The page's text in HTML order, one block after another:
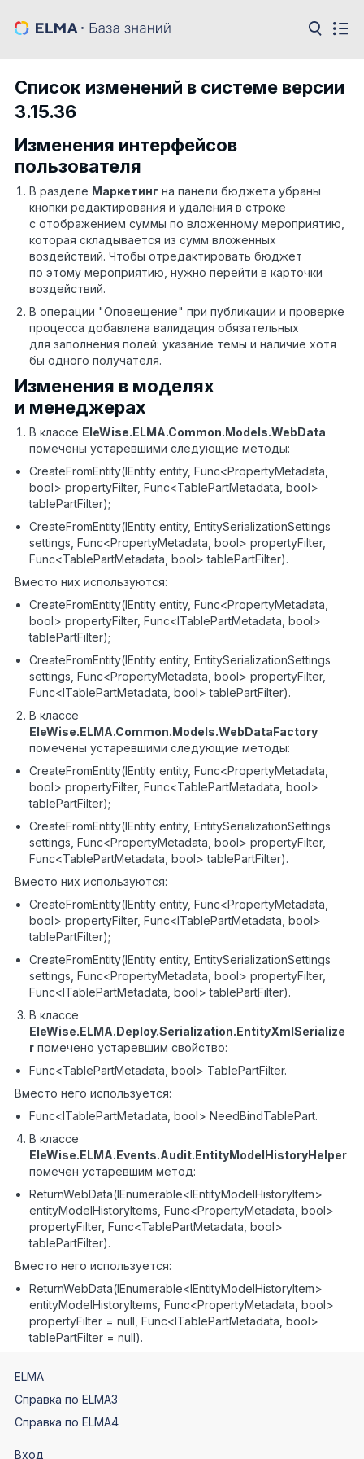
Список изменений в системе версии
3.15.36
Изменения интерфейсов
пользователя
В разделе Маркетинг на панели бюджета убраны
кнопки редактирования и удаления в строке
с отображением суммы по вложенному мероприятию,
которая складывается из сумм вложенных
воздействий. Чтобы отредактировать бюджет
по этому мероприятию, нужно перейти в карточки
воздействий.
В операции "Оповещение" при публикации и проверке
процесса добавлена валидация обязательных
для заполнения полей: указание темы и наличие хотя
бы одного получателя.
Изменения в моделях
и менеджерах
В классе EleWise.ELMA.Common.Models.WebData
помечены устаревшими следующие методы:
CreateFromEntity(IEntity entity, Func<PropertyMetadata,
bool> propertyFilter, Func<TablePartMetadata, bool>
tablePartFilter);
CreateFromEntity(IEntity entity, EntitySerializationSettings
settings, Func<PropertyMetadata, bool> propertyFilter,
Func<TablePartMetadata, bool> tablePartFilter).
Вместо них используются:
CreateFromEntity(IEntity entity, Func<PropertyMetadata,
bool> propertyFilter, Func<ITablePartMetadata, bool>
tablePartFilter);
CreateFromEntity(IEntity entity, EntitySerializationSettings
settings, Func<PropertyMetadata, bool> propertyFilter,
Func<ITablePartMetadata, bool> tablePartFilter).
В классе
EleWise.ELMA.Common.Models.WebDataFactory
помечены устаревшими следующие методы:
CreateFromEntity(IEntity entity, Func<PropertyMetadata,
bool> propertyFilter, Func<TablePartMetadata, bool>
tablePartFilter);
CreateFromEntity(IEntity entity, EntitySerializationSettings
settings, Func<PropertyMetadata, bool> propertyFilter,
Func<TablePartMetadata, bool> tablePartFilter).
Вместо них используются:
CreateFromEntity(IEntity entity, Func<PropertyMetadata,
bool> propertyFilter, Func<ITablePartMetadata, bool>
tablePartFilter);
CreateFromEntity(IEntity entity, EntitySerializationSettings
settings, Func<PropertyMetadata, bool> propertyFilter,
Func<ITablePartMetadata, bool> tablePartFilter).
В классе
EleWise.ELMA.Deploy.Serialization.EntityXmlSerialize
r помечено устаревшим свойство:
Func<TablePartMetadata, bool> TablePartFilter.
Вместо него используется:
Func<ITablePartMetadata, bool> NeedBindTablePart.
В классе
EleWise.ELMA.Events.Audit.EntityModelHistoryHelper
помечен устаревшим метод:
ReturnWebData(IEnumerable<IEntityModelHistoryItem>
entityModelHistoryItems, Func<PropertyMetadata, bool>
propertyFilter, Func<TablePartMetadata, bool>
tablePartFilter).
Вместо него используется:
ReturnWebData(IEnumerable<IEntityModelHistoryItem>
entityModelHistoryItems, Func<PropertyMetadata, bool>
propertyFilter = null, Func<ITablePartMetadata, bool>
tablePartFilter = null).
ELMA
Справка по ELMA3
Справка по ELMA4
Вход